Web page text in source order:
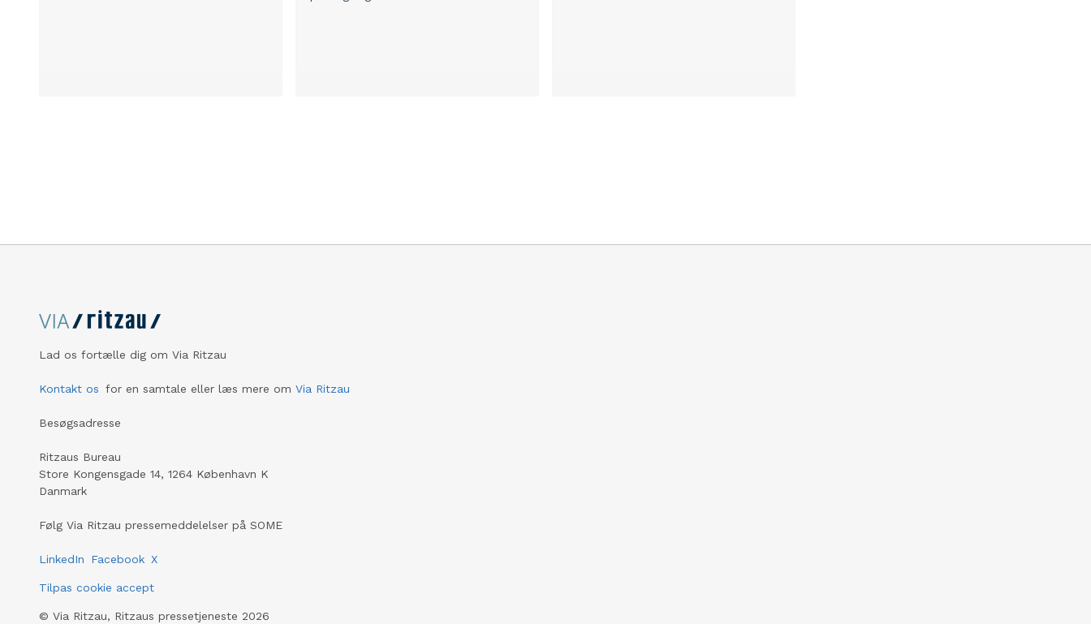
Lad os fortælle dig om Via Ritzau
Kontakt os for en samtale eller læs mere om Via Ritzau
Besøgsadresse
Ritzaus Bureau
Store Kongensgade 14, 1264 København K
Danmark
Følg Via Ritzau pressemeddelelser på SOME
LinkedIn Facebook X
Tilpas cookie accept
© Via Ritzau, Ritzaus pressetjeneste 2026